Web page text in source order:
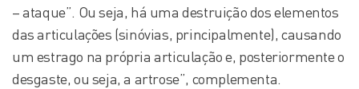
– ataque”. Ou seja, há uma destruição dos elementos
das articulações (sinóvias, principalmente), causando
um estrago na própria articulação e, posteriormente o
desgaste, ou seja, a artrose”, complementa.